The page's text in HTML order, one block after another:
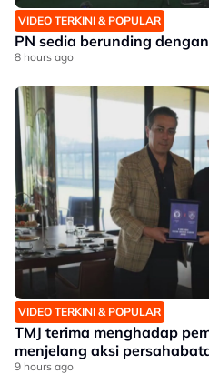
VIDEO TERKINI & POPULAR
PN sedia berunding
8 hours ago
VIDEO TERKINI & POPULAR
TMJ terima menghadap
menjelang aksi
9 hours ago